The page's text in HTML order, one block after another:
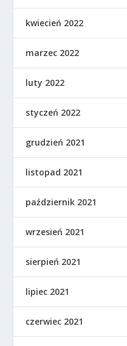
kwiecień 2022
marzec 2022
luty 2022
styczeń 2022
grudzień 2021
listopad 2021
październik 2021
wrzesień 2021
sierpień 2021
lipiec 2021
czerwiec 2021